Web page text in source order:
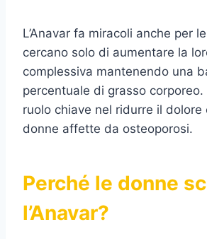
L’Anavar fa miracoli anche per
cercano solo di aumentare la
complessiva mantenendo una
percentuale di grasso corporeo.
ruolo chiave nel ridurre il dolore
donne affette da osteoporosi.
Perché le donne
l’Anavar?